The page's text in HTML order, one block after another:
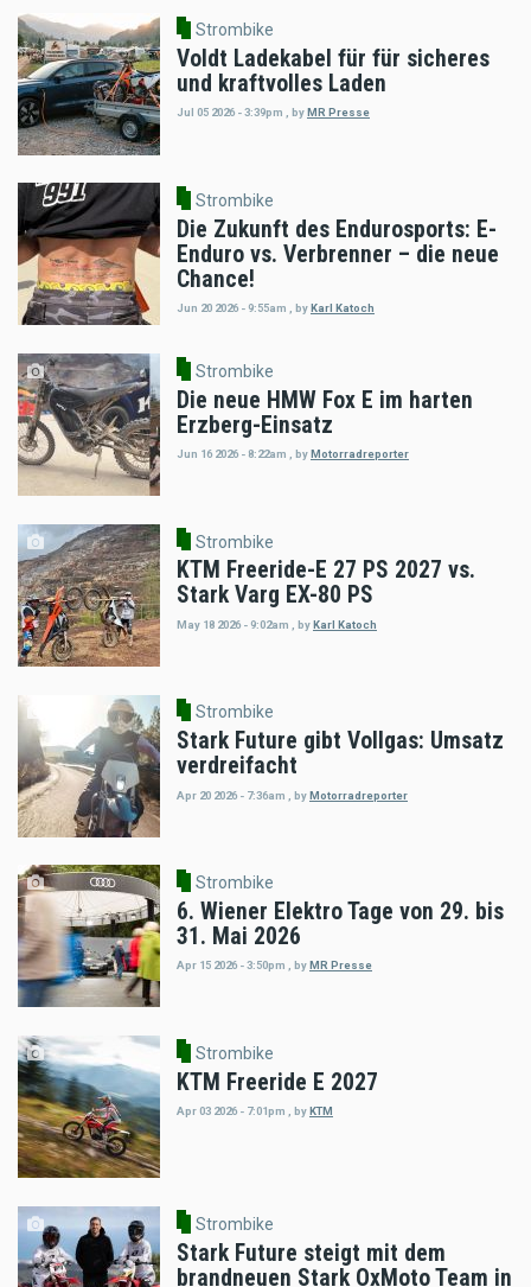
Strombike
Voldt Ladekabel für für sicheres
und kraftvolles Laden
Jul 05 2026 - 3:39pm , by MR Presse
Strombike
Die Zukunft des Endurosports: E-
Enduro vs. Verbrenner – die neue
Chance!
Jun 20 2026 - 9:55am , byKarl Katoch
Strombike
Die neue HMW Fox E im harten
Erzberg-Einsatz
Jun 16 2026 - 8:22am byMotorradreporter
Strombike
KTM Freeride-E 27 PS 2027 vs.
Stark Varg EX-80 PS
May 18 2026 - 9:02am byKarl Katoch
Strombike
Stark Future gibt Vollgas: Umsatz
verdreifacht
Apr 20 2026 - 7:36am byMotorradreporter
Strombike
6. Wiener Elektro Tage von 29. bis
31. Mai 2026
Apr 15 2026 - 3:50pm , by MR Presse
Strombike
KTM Freeride E 2027
Apr 03 2026 - 7:01pm byKTM
Strombike
Stark Future steigt mit dem
brandneuen Stark OxMoto Team in